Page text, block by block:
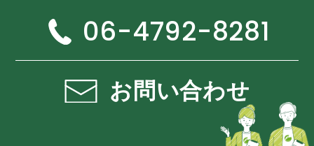
06-4792-8281
お問い合わせ